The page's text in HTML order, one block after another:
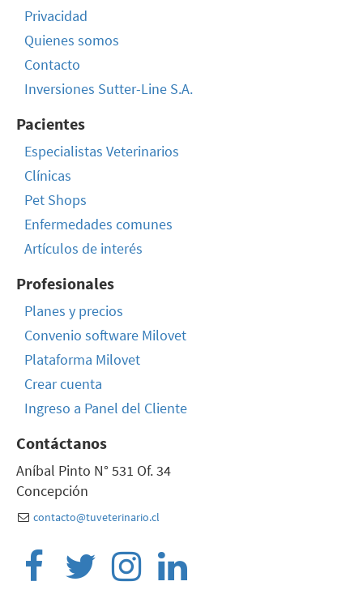
Privacidad
Quienes somos
Contacto
Inversiones Sutter-Line S.A.
Pacientes
Especialistas Veterinarios
Clínicas
Pet Shops
Enfermedades comunes
Artículos de interés
Profesionales
Planes y precios
Convenio software Milovet
Plataforma Milovet
Crear cuenta
Ingreso a Panel del Cliente
Contáctanos
Aníbal Pinto N° 531 Of. 34
Concepción
contacto@tuveterinario.cl